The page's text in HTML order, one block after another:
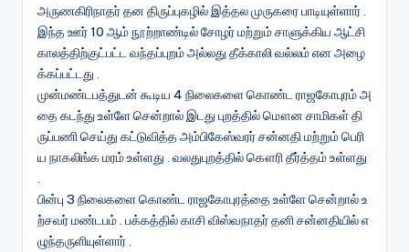
அருணகிரிநாதர் தன திருப்புகழில் இத்தல முருகரை பாடியுள்ளார் .
இந்த ஊர் 10 ஆம் நூற்றாண்டில் சோழர் மற்றும் சாளுக்கிய ஆட்சி
காலத்திற்குட்பட்ட வந்தப்புறம் அல்லது தீக்காலி வல்லம் என அழை
க்கப்பட்டது .
முன்மண்டபத்துடன் கூடிய 4 நிலைகளை கொண்ட ராஜகோபுரம் அ
தை கடந்து உள்ளே சென்றால் இடது புறத்தில் மௌன சாமிகள் தி
ருப்பணி செய்து கட்டுவித்த அம்பிகேஸ்வரர் சன்னதி மற்றும் பெரி
ய நாகலிங்க மரம் உள்ளது . வலதுபுறத்தில் கௌரி தீர்த்தம் உள்ளது
.
பின்பு 3 நிலைகளை கொண்ட ராஜகோபுரத்தை உள்ளே சென்றால் உ
ற்சவர் மண்டபம் . பக்கத்தில் காசி விஸ்வநாதர் தனி சன்னதியில் எ
ழுந்தருளியுள்ளார் .